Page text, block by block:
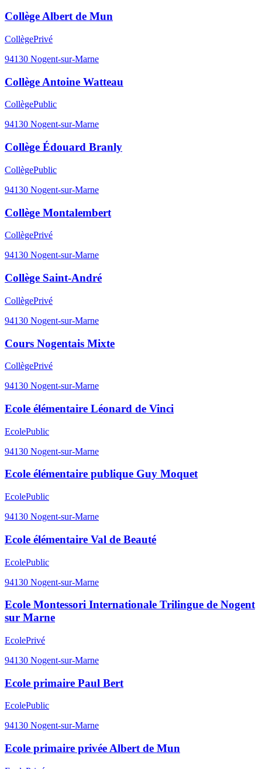
Collège Albert de Mun
CollègePrivé
94130 Nogent-sur-Marne
Collège Antoine Watteau
CollègePublic
94130 Nogent-sur-Marne
Collège Édouard Branly
CollègePublic
94130 Nogent-sur-Marne
Collège Montalembert
CollègePrivé
94130 Nogent-sur-Marne
Collège Saint-André
CollègePrivé
94130 Nogent-sur-Marne
Cours Nogentais Mixte
CollègePrivé
94130 Nogent-sur-Marne
Ecole élémentaire Léonard de Vinci
EcolePublic
94130 Nogent-sur-Marne
Ecole élémentaire publique Guy Moquet
EcolePublic
94130 Nogent-sur-Marne
Ecole élémentaire Val de Beauté
EcolePublic
94130 Nogent-sur-Marne
Ecole Montessori Internationale Trilingue de Nogent
sur Marne
EcolePrivé
94130 Nogent-sur-Marne
Ecole primaire Paul Bert
EcolePublic
94130 Nogent-sur-Marne
Ecole primaire privée Albert de Mun